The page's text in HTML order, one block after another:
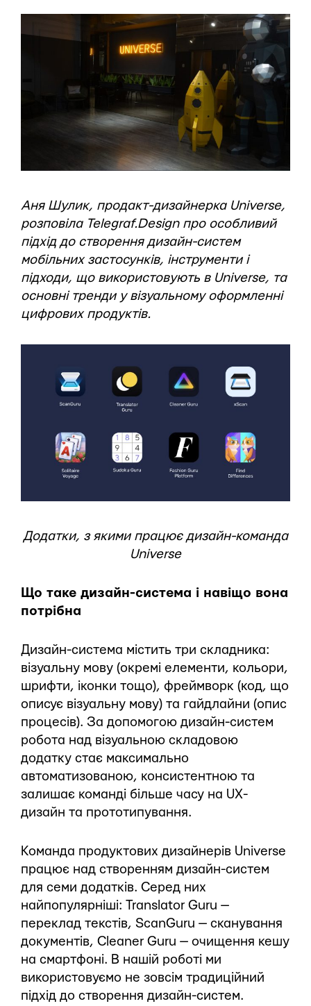
Аня Шулик, продакт-дизайнерка Universe,
розповіла Telegraf.Design про особливий
підхід до створення дизайн-систем
мобільних застосунків, інструменти і
підходи, що використовують в Universe, та
основні тренди у візуальному оформленні
цифрових продуктів.
Додатки, з якими працює дизайн-команда
Universe
Що таке дизайн-система і навіщо вона
потрібна
Дизайн-система містить три складника:
візуальну мову (окремі елементи, кольори,
шрифти, іконки тощо), фреймворк (код, що
описує візуальну мову) та гайдлайни (опис
процесів). За допомогою дизайн-систем
робота над візуальною складовою
додатку стає максимально
автоматизованою, консистентною та
залишає команді більше часу на UX-
дизайн та прототипування.
Команда продуктових дизайнерів Universe
працює над створенням дизайн-систем
для семи додатків. Серед них
найпопулярніші: Translator Guru —
переклад текстів, ScanGuru — сканування
документів, Cleaner Guru — очищення кешу
на смартфоні. В нашій роботі ми
використовуємо не зовсім традиційний
підхід до створення дизайн-систем.